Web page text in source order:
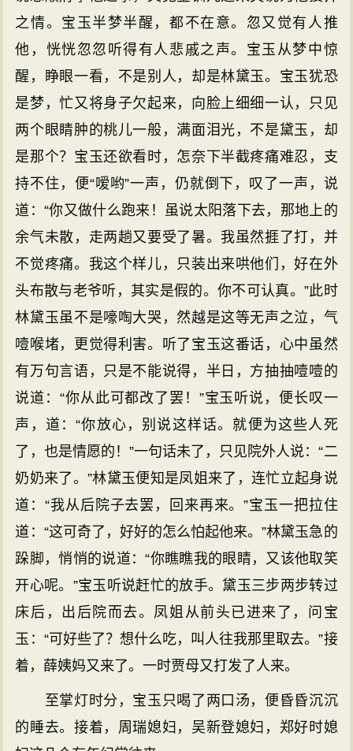
之情。宝玉半梦半醒，都不在意。忽又觉有人推
他，恍恍忽忽听得有人悲戚之声。宝玉从梦中惊
醒，睁眼一看，不是别人，却是林黛玉。宝玉犹恐
是梦，忙又将身子欠起来，向脸上细细一认，只见
两个眼睛肿的桃儿一般，满面泪光，不是黛玉，却
是那个？宝玉还欲看时，怎奈下半截疼痛难忍，支
持不住，便“嗳哟”一声，仍就倒下，叹了一声，说
道：“你又做什么跑来！虽说太阳落下去，那地上的
余气未散，走两趟又要受了暑。我虽然捱了打，并
不觉疼痛。我这个样儿，只装出来哄他们，好在外
头布散与老爷听，其实是假的。你不可认真。”此时
林黛玉虽不是嚎啕大哭，然越是这等无声之泣，气
噎喉堵，更觉得利害。听了宝玉这番话，心中虽然
有万句言语，只是不能说得，半日，方抽抽噎噎的
说道：“你从此可都改了罢！”宝玉听说，便长叹一
声，道：“你放心，别说这样话。就便为这些人死
了，也是情愿的！”一句话未了，只见院外人说：“二
奶奶来了。”林黛玉便知是凤姐来了，连忙立起身说
道：“我从后院子去罢，回来再来。”宝玉一把拉住
道：“这可奇了，好好的怎么怕起他来。”林黛玉急的
跺脚，悄悄的说道：“你瞧瞧我的眼睛，又该他取笑
开心呢。”宝玉听说赶忙的放手。黛玉三步两步转过
床后，出后院而去。凤姐从前头已进来了，问宝
玉：“可好些了？想什么吃，叫人往我那里取去。”接
着，薛姨妈又来了。一时贾母又打发了人来。
至掌灯时分，宝玉只喝了两口汤，便昏昏沉沉
的睡去。接着，周瑞媳妇，吴新登媳妇，郑好时媳